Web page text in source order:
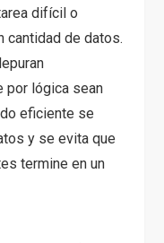
difícil o
cantidad de datos.
por lógica sean
eficiente se
y se evita que
termine en un